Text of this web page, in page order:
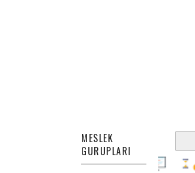
MESLEK
GURUPLARI